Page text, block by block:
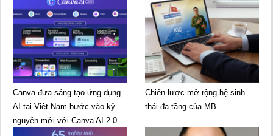
Canva đưa sáng tạo ứng dụng
AI tại Việt Nam bước vào kỷ
nguyên mới với Canva AI 2.0
Chiến lược mở rộng hệ sinh
thái đa tầng của MB